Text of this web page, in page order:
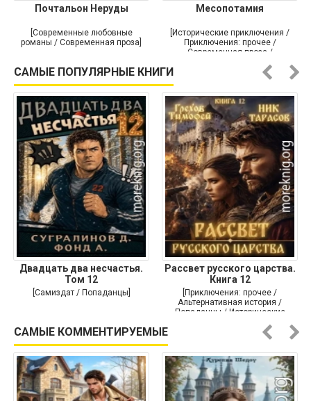
Почтальон Неруды
[Современные любовные
романы / Современная проза]
Месопотамия
[Исторические приключения /
Приключения: прочее /
Современная проза /
САМЫЕ ПОПУЛЯРНЫЕ КНИГИ
Двадцать два несчастья.
Том 12
[Самиздат / Попаданцы]
Рассвет русского царства.
Книга 12
[Приключения: прочее /
Альтернативная история /
Попаданцы / Исторические
САМЫЕ КОММЕНТИРУЕМЫЕ